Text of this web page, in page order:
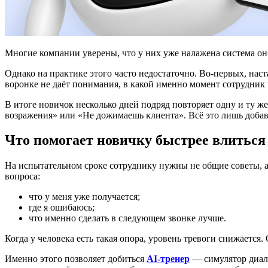
Многие компании уверены, что у них уже налажена система
Однако на практике этого часто недостаточно. Во-первых,
воронке не даёт понимания, в какой именно момент сотрудник
В итоге новичок несколько дней подряд повторяет одну и ту
возражения» или «Не дожимаешь клиента». Всё это лишь
Что помогает новичку быстрее влиться
На испытательном сроке сотруднику нужны не общие советы,
вопроса:
что у меня уже получается;
где я ошибаюсь;
что именно сделать в следующем звонке лучше.
Когда у человека есть такая опора, уровень тревоги
Именно этого позволяет добиться AI-тренер — симулятор